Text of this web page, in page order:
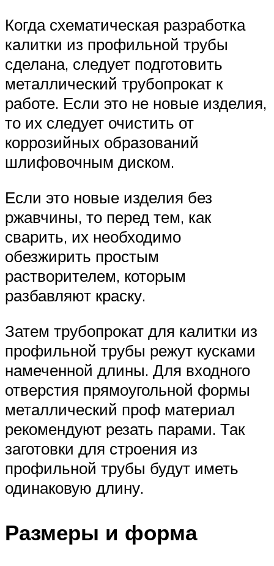
Когда схематическая разработка
калитки из профильной трубы
сделана, следует подготовить
металлический трубопрокат к
работе. Если это не новые изделия,
то их следует очистить от
коррозийных образований
шлифовочным диском.
Если это новые изделия без
ржавчины, то перед тем, как
сварить, их необходимо
обезжирить простым
растворителем, которым
разбавляют краску.
Затем трубопрокат для калитки из
профильной трубы режут кусками
намеченной длины. Для входного
отверстия прямоугольной формы
металлический проф материал
рекомендуют резать парами. Так
заготовки для строения из
профильной трубы будут иметь
одинаковую длину.
Размеры и форма